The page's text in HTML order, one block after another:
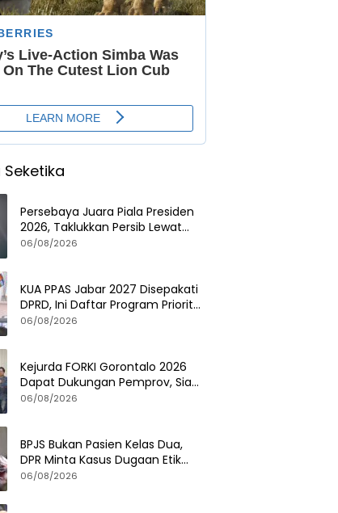
Seketika
Persebaya Juara Piala Presiden
2026, Taklukkan Persib Lewat
Adu Penalti Dramatis
06/08/2026
KUA PPAS Jabar 2027 Disepakati
DPRD, Ini Daftar Program Prioritas
Pemerintah Provinsi
06/08/2026
Kejurda FORKI Gorontalo 2026
Dapat Dukungan Pemprov, Siap
Cetak Atlet Karate Berprestasi
06/08/2026
BPJS Bukan Pasien Kelas Dua,
DPR Minta Kasus Dugaan Etik
Tenaga Kesehatan Diusut
06/08/2026